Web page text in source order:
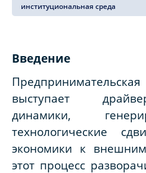
институциональная среда
Введение
выступает
динамики,
технологические
экономики к
этот процесс